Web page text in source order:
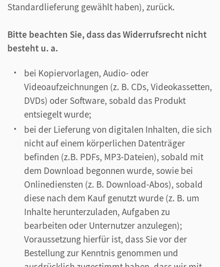
Standardlieferung gewählt haben), zurück.
Bitte beachten Sie, dass das Widerrufsrecht nicht
besteht u. a.
bei Kopiervorlagen, Audio- oder
Videoaufzeichnungen (z. B. CDs, Videokassetten,
DVDs) oder Software, sobald das Produkt
entsiegelt wurde;
bei der Lieferung von digitalen Inhalten, die sich
nicht auf einem körperlichen Datenträger
befinden (z.B. PDFs, MP3-Dateien), sobald mit
dem Download begonnen wurde, sowie bei
Onlinediensten (z. B. Download-Abos), sobald
diese nach dem Kauf genutzt wurde (z. B. um
Inhalte herunterzuladen, Aufgaben zu
bearbeiten oder Unternutzer anzulegen);
Voraussetzung hierfür ist, dass Sie vor der
Bestellung zur Kenntnis genommen und